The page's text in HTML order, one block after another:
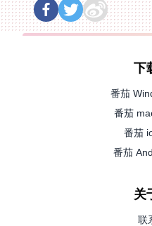
下
番茄
番茄
番茄
番茄
关
联